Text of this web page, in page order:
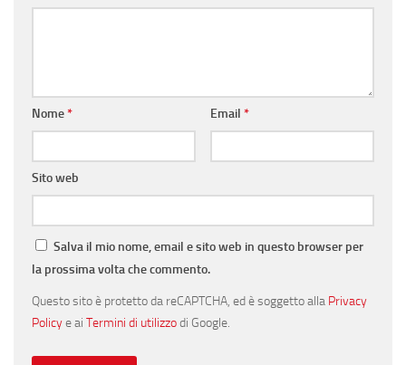
Nome* Email *
Sito web
Salva il mio nome, email e sito web in questo browser per
la prossima volta che commento.
Questo sito è protetto da reCAPTCHA, ed è soggetto alla Privacy
Policye ai Termini di utilizzodi Google.